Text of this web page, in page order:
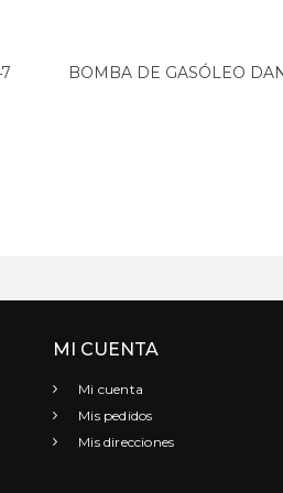
BOMBA DE GASÓLEO
MI CUENTA
Mi cuenta
Mis pedidos
Mis direcciones